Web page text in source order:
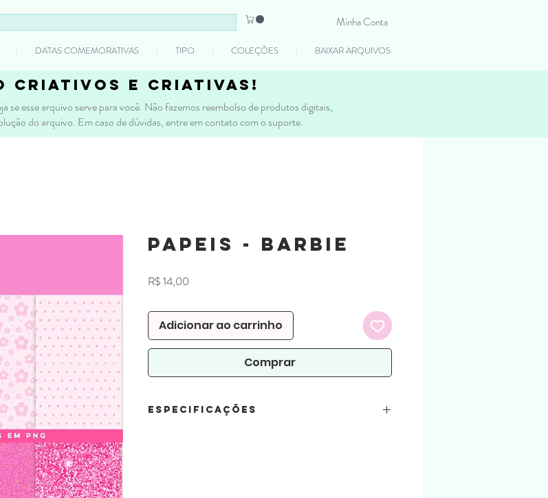
Minha Conta
DATAS COMEMORATIVAS TIPO COLEÇÕES BAIXAR ARQUIVOS
criativos e criativas!
se esse arquivo serve para você. Não fazemos reembolso de produtos digitais,
do arquivo. Em caso de dúvidas, entre em contato com o suporte.
Papeis - Barbie
R$ 14,00
Adicionar ao carrinho
Comprar
Especificações